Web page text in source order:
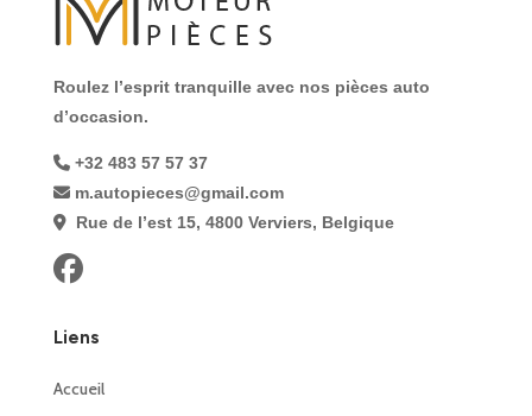
Roulez l’esprit tranquille avec nos pièces auto
d’occasion.
+32 483 57 57 37
m.autopieces@gmail.com
Rue de l’est 15, 4800 Verviers, Belgique
Liens
Accueil